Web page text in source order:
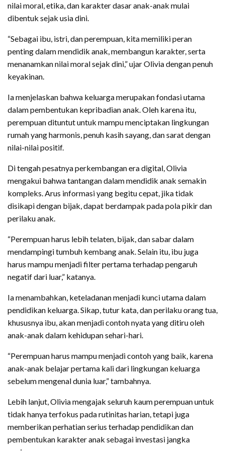
nilai moral, etika, dan karakter dasar anak-anak mulai
dibentuk sejak usia dini.
“Sebagai ibu, istri, dan perempuan, kita memiliki peran
penting dalam mendidik anak, membangun karakter, serta
menanamkan nilai moral sejak dini,” ujar Olivia dengan penuh
keyakinan.
Ia menjelaskan bahwa keluarga merupakan fondasi utama
dalam pembentukan kepribadian anak. Oleh karena itu,
perempuan dituntut untuk mampu menciptakan lingkungan
rumah yang harmonis, penuh kasih sayang, dan sarat dengan
nilai-nilai positif.
Di tengah pesatnya perkembangan era digital, Olivia
mengakui bahwa tantangan dalam mendidik anak semakin
kompleks. Arus informasi yang begitu cepat, jika tidak
disikapi dengan bijak, dapat berdampak pada pola pikir dan
perilaku anak.
“Perempuan harus lebih telaten, bijak, dan sabar dalam
mendampingi tumbuh kembang anak. Selain itu, ibu juga
harus mampu menjadi filter pertama terhadap pengaruh
negatif dari luar,” katanya.
Ia menambahkan, keteladanan menjadi kunci utama dalam
pendidikan keluarga. Sikap, tutur kata, dan perilaku orang tua,
khususnya ibu, akan menjadi contoh nyata yang ditiru oleh
anak-anak dalam kehidupan sehari-hari.
“Perempuan harus mampu menjadi contoh yang baik, karena
anak-anak belajar pertama kali dari lingkungan keluarga
sebelum mengenal dunia luar,” tambahnya.
Lebih lanjut, Olivia mengajak seluruh kaum perempuan untuk
tidak hanya terfokus pada rutinitas harian, tetapi juga
memberikan perhatian serius terhadap pendidikan dan
pembentukan karakter anak sebagai investasi jangka